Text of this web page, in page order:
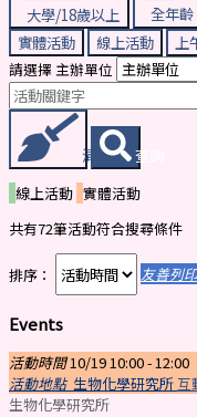
大學/18歲以上
全年齡
實體活動
線上活動 上
請選擇 主辦單位
清除條件查詢
線上活動 實體活動
共有72筆活動符合搜尋條件
排序： 友善列印
Events
活動時間10/19 10:00 -12:00
活動地點 生物化學研究所 互
生物化學研究所